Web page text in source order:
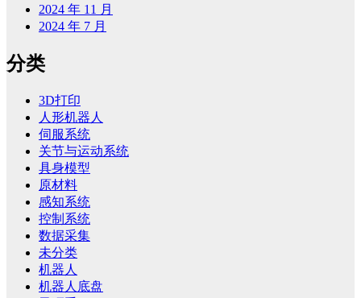
2024 年 11 月
2024 年 7 月
分类
3D打印
人形机器人
伺服系统
关节与运动系统
具身模型
原材料
感知系统
控制系统
数据采集
未分类
机器人
机器人底盘